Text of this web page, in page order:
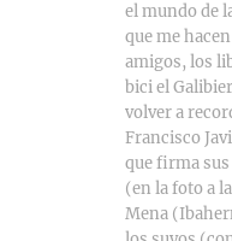
el mundo de
que me
amigos, los
bici el
volver a
Francisco
que firma sus
(en la foto a
Mena